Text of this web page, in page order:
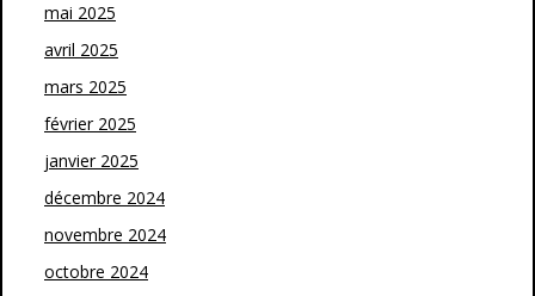
mai 2025
avril 2025
mars 2025
février 2025
janvier 2025
décembre 2024
novembre 2024
octobre 2024